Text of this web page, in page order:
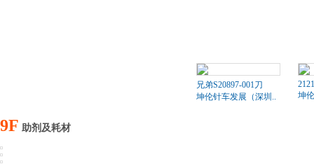
兄弟S20897-001刀
坤伦针车发展（深圳..
坤
9F 助剂及耗材